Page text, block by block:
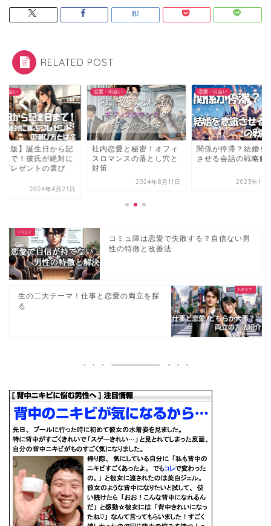
RELATED POST
誕生日から記
彼氏が絶対に
ントの選び
2024年4月21日
恋愛・出会い
社内恋愛と秘密！オフィ
スロマンスの落とし穴と
2024年8月11日
恋愛・出会い
関係が停滞？結婚を意識
させる会話の戦略解説
2023年11月25日
コミュ障は恋愛で失敗する？自信ない男
性の特徴と改善法
生の二大テーマ！仕事と恋愛の両立を探
る